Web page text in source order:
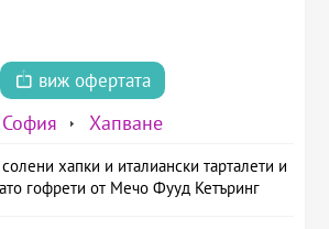
виж офертата
София Хапване
хапки и италиански тарталети и
гофрети от Мечо Фууд Кетъринг